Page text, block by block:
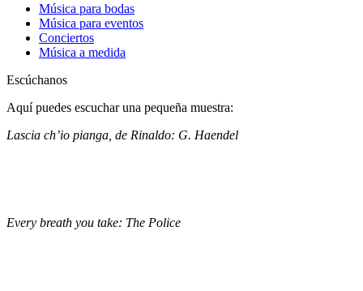
Música para bodas
Música para eventos
Conciertos
Música a medida
Escúchanos
Aquí puedes escuchar una pequeña muestra:
Lascia ch’io pianga, de Rinaldo: G. Haendel
Every breath you take: The Police